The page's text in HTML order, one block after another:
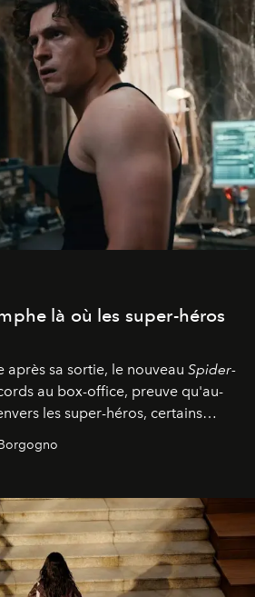
là où les super-héros
après sa sortie, le nouveau Spider-
au box-office, preuve qu'au-
les super-héros, certains
de susciter une ferveur intacte.